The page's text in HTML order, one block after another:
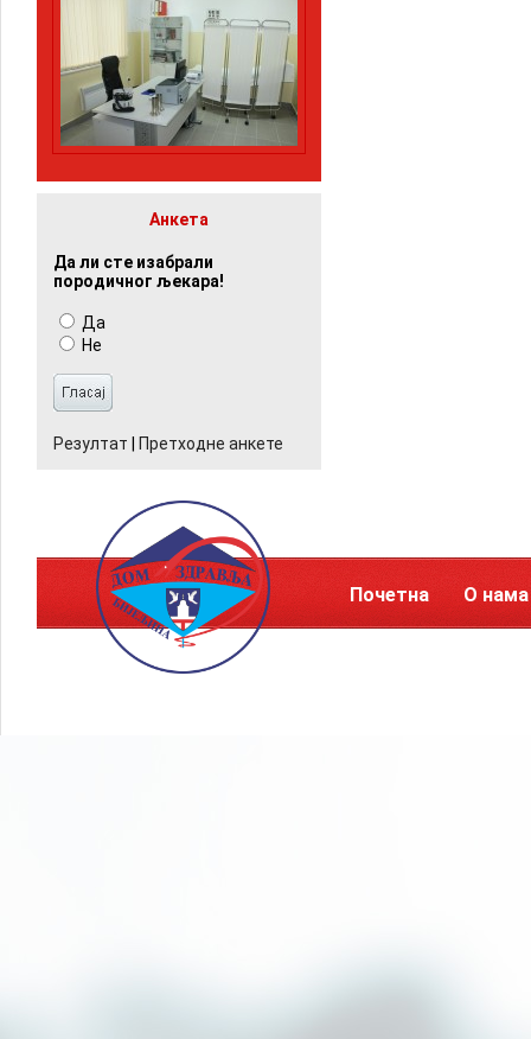
Анкета
Да ли сте изабрали
породичног љекара!
Да
Не
Резултат Претходне анкете
Почетна О нама